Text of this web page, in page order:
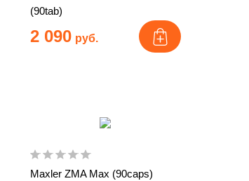
(90tab)
2 090 руб.
Maxler ZMA Max (90caps)